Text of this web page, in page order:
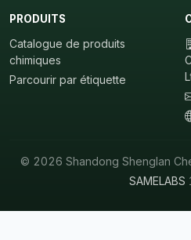
PRODUITS
Catalogue de produits
chimiques
Parcourir par étiquette
© 2026 Shandong Shenglan
SAMELABS